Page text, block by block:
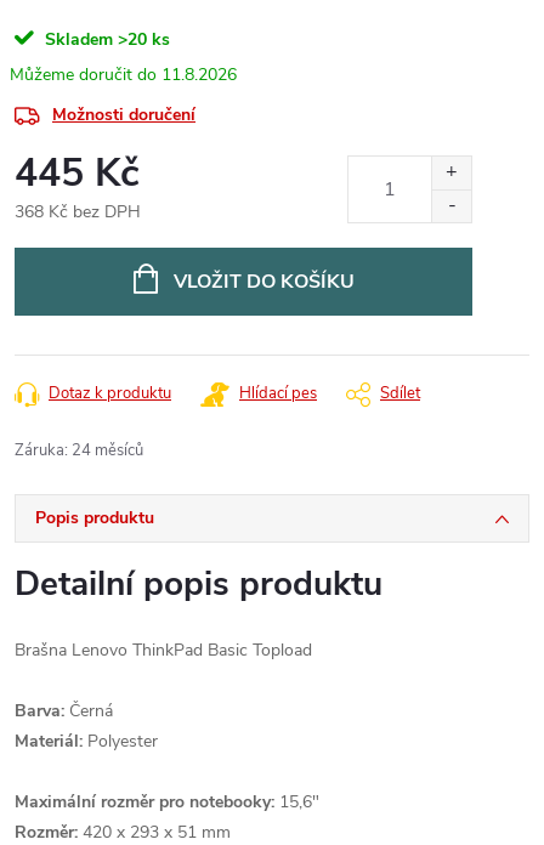
Skladem >20 ks
11.8.2026
Možnosti doručení
445 Kč
368 Kč bez DPH
VLOŽIT DO KOŠÍKU
Dotaz k produktu Hlídací pes Sdílet
Záruka: 24 měsíců
Popis produktu
Detailní popis produktu
Brašna Lenovo ThinkPad Basic Topload
Barva: Černá
Materiál: Polyester
Maximální rozměr pro notebooky: 15,6"
Rozměr: 420 x 293 x 51 mm